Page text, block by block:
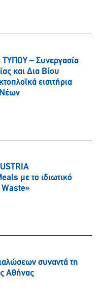
– Συνεργασία
και Δια Βίου
εισιτήρια
με το ιδιωτικό
Waste»
συναντά τη
Αθήνας